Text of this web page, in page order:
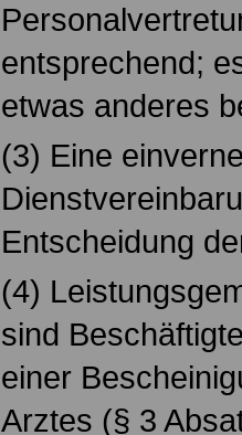
entsprechend;
etwas anderes
(3) Eine
Entscheidung
(4)
sind
einer
Arztes (§ 3